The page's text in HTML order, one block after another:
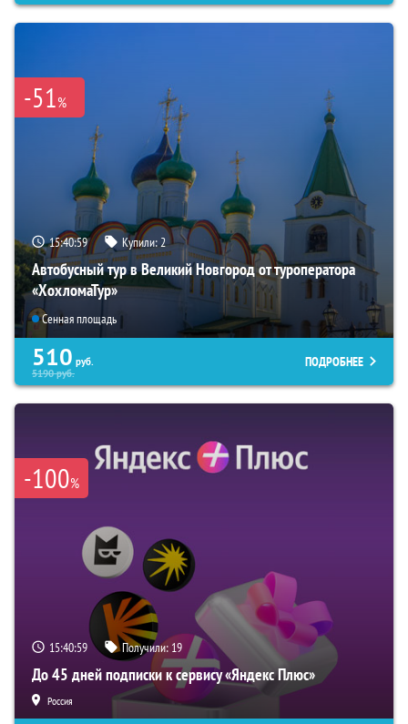
-51%
15:40:58 Купили:2
Автобусный тур в Великий Новгород от туроператора
«ХохломаТур»
Сенная площадь
510 руб.
5190руб.
ПОДРОБНЕЕ
-100%
15:40:58 Получили: 19
До 45 дней подписки к сервису «Яндекс Плюс»
Россия